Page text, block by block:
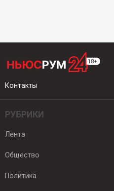
Контакты
РУБРИКИ
Лента
Общество
Политика